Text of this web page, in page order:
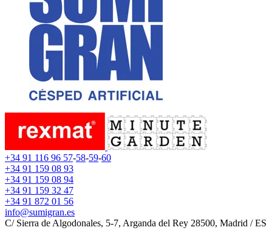
+34 91 116 96 57-58-59-60
+34 91 159 08 93
+34 91 159 08 94
+34 91 159 32 47
+34 91 872 01 56
info@sumigran.es
C/ Sierra de Algodonales, 5-7, Arganda del Rey 28500, Madrid / ES